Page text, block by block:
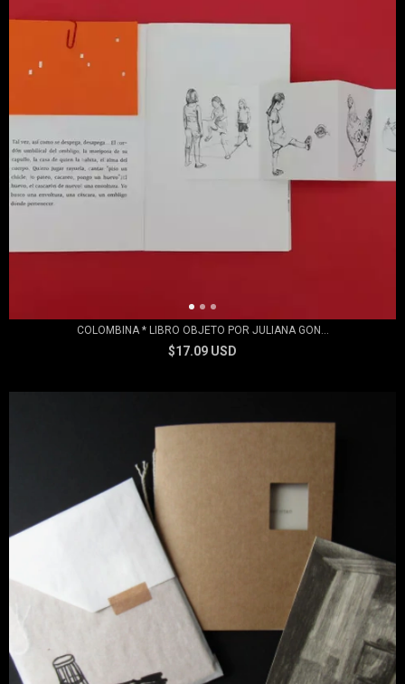
COLOMBINA * LIBRO OBJETO POR JULIANA GON...
$17.09 USD